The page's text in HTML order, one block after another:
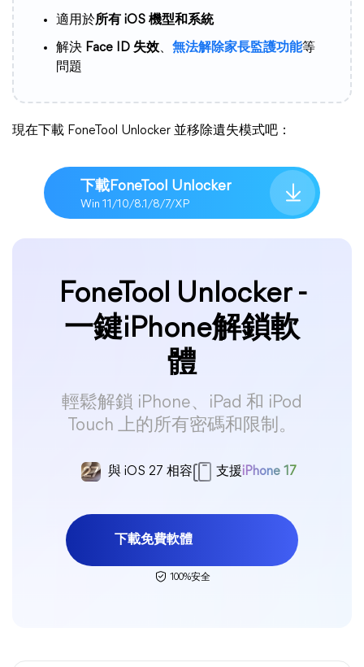
適用於所有 iOS 機型和系統
解決 Face ID 失效、 無法解除家長監護功能等
問題
現在下載 FoneTool Unlocker 並移除遺失模式吧：
下載FoneTool Unlocker
Win 11/10/8.1/8/7/XP
FoneTool Unlocker -
一鍵iPhone解鎖軟
體
輕鬆解鎖 iPhone、iPad 和 iPod
Touch 上的所有密碼和限制。
與 iOS 27 相容 支援iPhone 17
下載免費軟體
100%安全